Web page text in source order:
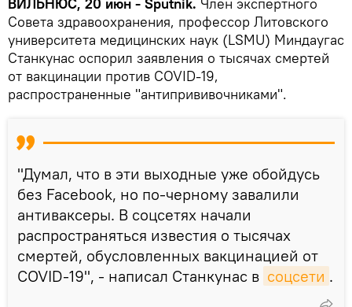
Совета здравоохранения, профессор Литовского
университета медицинских наук (LSMU) Миндаугас
Станкунас оспорил заявления о тысячах смертей
от вакцинации против COVID-19,
распространенные "антипрививочниками".
"Думал, что в эти выходные уже обойдусь
без Facebook, но по-черному завалили
антиваксеры. В соцсетях начали
распространяться известия о тысячах
смертей, обусловленных вакцинацией от
COVID-19", - написал Станкунас в соцсети .